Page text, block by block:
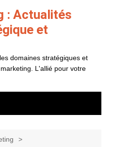
: Actualités
et
domaines stratégiques et
L'allié pour votre